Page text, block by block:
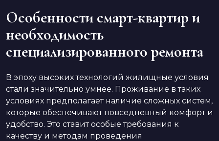
Особенности смарт-квартир и
необходимость
специализированного ремонта
В эпоху высоких технологий жилищные условия
стали значительно умнее. Проживание в таких
условиях предполагает наличие сложных систем,
которые обеспечивают повседневный комфорт и
удобство. Это ставит особые требования к
качеству и методам проведения